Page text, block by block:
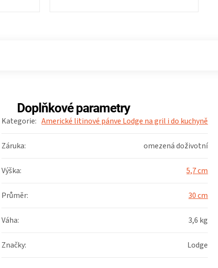
Doplňkové parametry
Kategorie: Americké litinové pánve Lodge na gril i do kuchyně
Záruka: omezená doživotní
Výška: 5,7 cm
Průměr: 30 cm
Váha: 3,6 kg
Značky: Lodge